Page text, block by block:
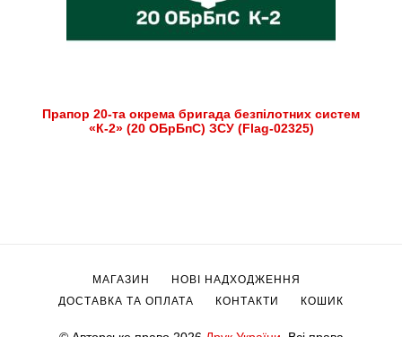
Прапор 20-та окрема бригада безпілотних систем
«К-2» (20 ОБрБпС) ЗСУ (Flag-02325)
МАГАЗИН
НОВІ НАДХОДЖЕННЯ
ДОСТАВКА ТА ОПЛАТА
КОНТАКТИ КОШИК